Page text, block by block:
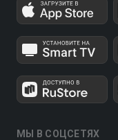
МЫ В СОЦСЕТЯХ